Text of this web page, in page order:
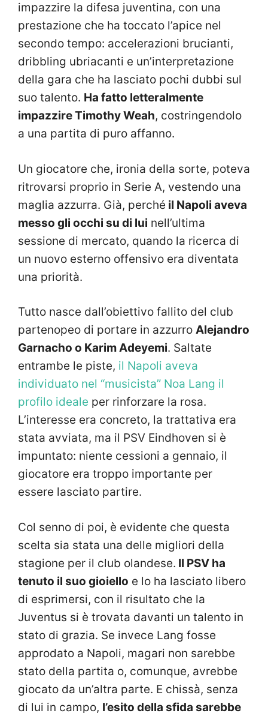
impazzire la difesa juventina, con una
prestazione che ha toccato l’apice nel
secondo tempo: accelerazioni brucianti,
dribbling ubriacanti e un’interpretazione
della gara che ha lasciato pochi dubbi sul
suo talento. Ha fatto letteralmente
impazzire Timothy Weah, costringendolo
a una partita di puro affanno.
Un giocatore che, ironia della sorte, poteva
ritrovarsi proprio in Serie A, vestendo una
maglia azzurra. Già, perché il Napoli aveva
messo gli occhi su di lui nell’ultima
sessione di mercato, quando la ricerca di
un nuovo esterno offensivo era diventata
una priorità.
Tutto nasce dall’obiettivo fallito del club
partenopeo di portare in azzurro Alejandro
Garnacho o Karim Adeyemi. Saltate
entrambe le piste, il Napoli aveva
individuato nel “musicista” Noa Lang il
profilo ideale per rinforzare la rosa.
L’interesse era concreto, la trattativa era
stata avviata, ma il PSV Eindhoven si è
impuntato: niente cessioni a gennaio, il
giocatore era troppo importante per
essere lasciato partire.
Col senno di poi, è evidente che questa
scelta sia stata una delle migliori della
stagione per il club olandese. Il PSV ha
tenuto il suo gioiello e lo ha lasciato libero
di esprimersi, con il risultato che la
Juventus si è trovata davanti un talento in
stato di grazia. Se invece Lang fosse
approdato a Napoli, magari non sarebbe
stato della partita o, comunque, avrebbe
giocato da un’altra parte. E chissà, senza
di lui in campo, l’esito della sfida sarebbe